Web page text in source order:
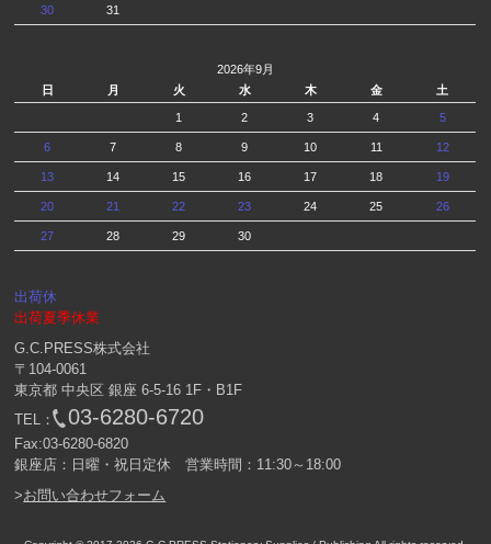
30 31
2026年9月
日
月 火 水 木 金 土
1 2 3 4 5
6 7 8 9 10 11 12
13 14 15 16 17 18 19
20 21 22 23 24 25 26
27 28 29 30
出荷休
出荷夏季休業
G.C.PRESS株式会社
〒104-0061
東京都 中央区 銀座 6-5-16 1F・B1F
TEL：
03-6280-6720
Fax:03-6280-6820
銀座店：日曜・祝日定休 営業時間：11:30～18:00
>お問い合わせフォーム